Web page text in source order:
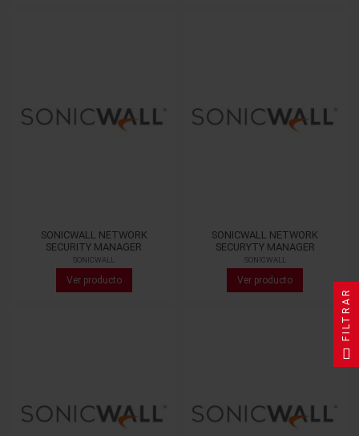
SONICWALL NETWORK
SECURITY MANAGER
SONICWALL
Ver producto
SONICWALL NETWORK
SECURYTY MANAGER
SONICWALL
Ver producto
FILTRAR